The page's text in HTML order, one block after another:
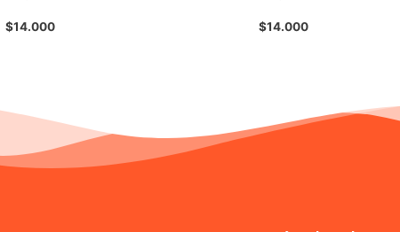
$14.000 $14.000